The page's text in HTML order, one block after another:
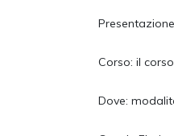
Corso: il
Dove: